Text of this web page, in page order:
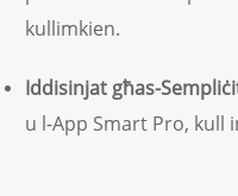
kullimkien.
Iddisinjat għas-
u l-App Smart Pro, kull